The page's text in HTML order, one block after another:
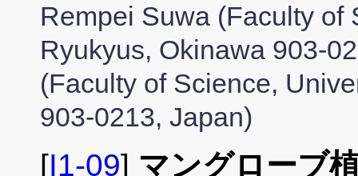
Rempei Suwa (Faculty of
Ryukyus, Okinawa 903-
(Faculty of Science,
903-0213, Japan)
[I1-09] マングローブ